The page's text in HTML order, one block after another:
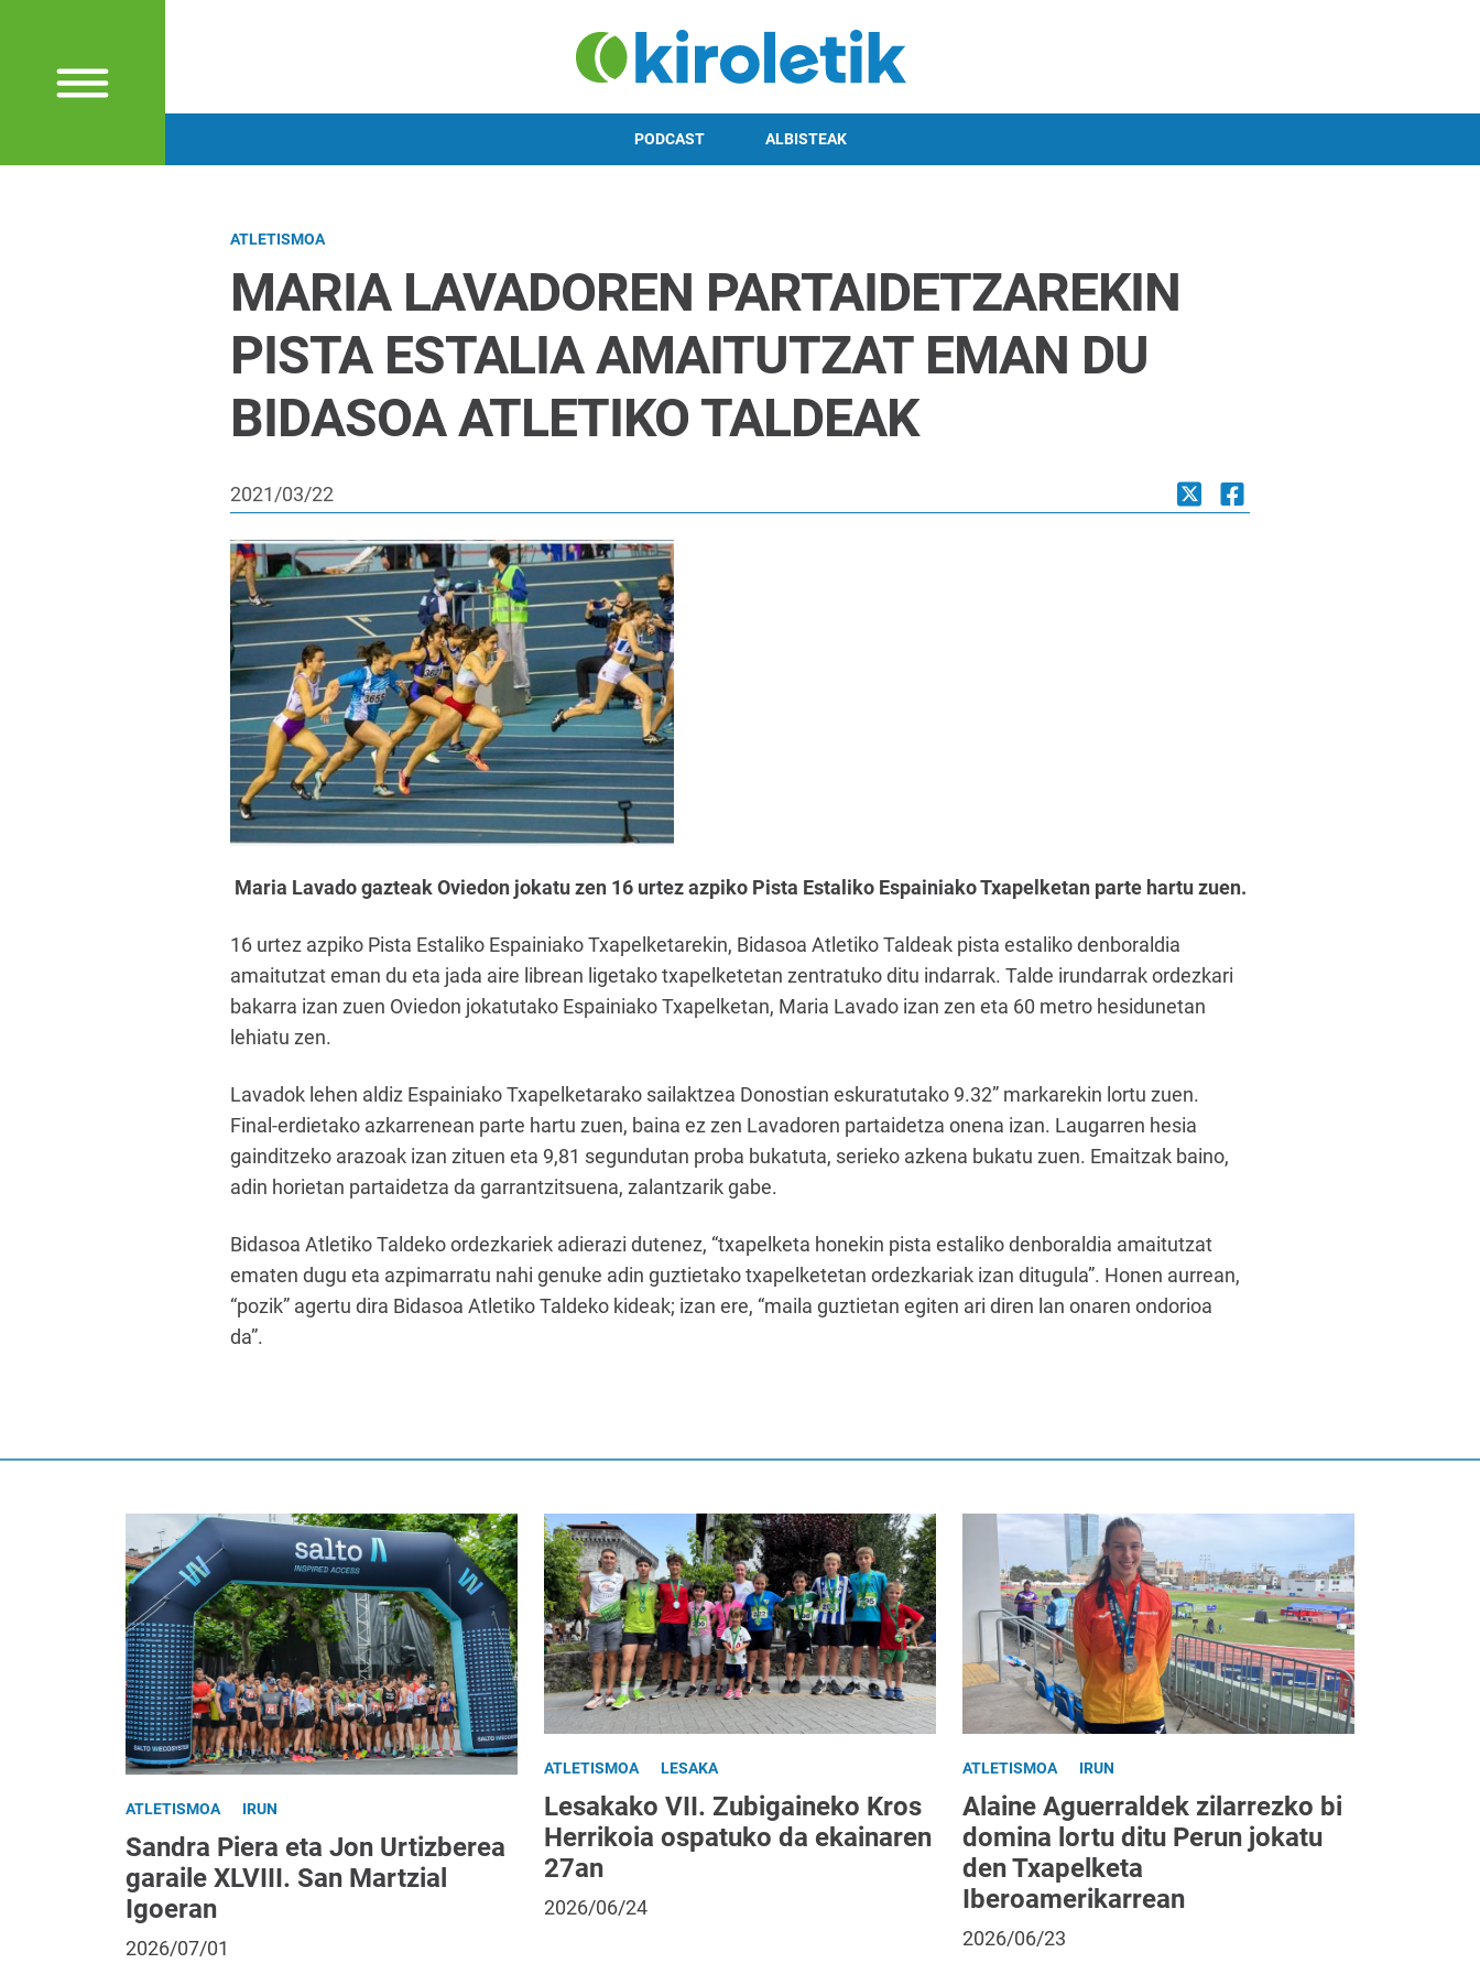
PODCAST ALBISTEAK
ATLETISMOA
MARIA LAVADOREN PARTAIDETZAREKIN
PISTA ESTALIA AMAITUTZAT EMAN DU
BIDASOA ATLETIKO TALDEAK
2021/03/22
Maria Lavado gazteak Oviedon jokatu zen 16 urtez azpiko Pista Estaliko Espainiako Txapelketan parte hartu zuen.
16 urtez azpiko Pista Estaliko Espainiako Txapelketarekin, Bidasoa Atletiko Taldeak pista estaliko denboraldia
amaitutzat eman du eta jada aire librean ligetako txapelketetan zentratuko ditu indarrak. Talde irundarrak ordezkari
bakarra izan zuen Oviedon jokatutako Espainiako Txapelketan, Maria Lavado izan zen eta 60 metro hesidunetan
lehiatu zen.
Lavadok lehen aldiz Espainiako Txapelketarako sailaktzea Donostian eskuratutako 9.32” markarekin lortu zuen.
Final-erdietako azkarrenean parte hartu zuen, baina ez zen Lavadoren partaidetza onena izan. Laugarren hesia
gainditzeko arazoak izan zituen eta 9,81 segundutan proba bukatuta, serieko azkena bukatu zuen. Emaitzak baino,
adin horietan partaidetza da garrantzitsuena, zalantzarik gabe.
Bidasoa Atletiko Taldeko ordezkariek adierazi dutenez, “txapelketa honekin pista estaliko denboraldia amaitutzat
ematen dugu eta azpimarratu nahi genuke adin guztietako txapelketetan ordezkariak izan ditugula”. Honen aurrean,
“pozik” agertu dira Bidasoa Atletiko Taldeko kideak; izan ere, “maila guztietan egiten ari diren lan onaren ondorioa
da”.
ATLETISMOA IRUN
Sandra Piera eta Jon Urtizberea
garaile XLVIII. San Martzial
Igoeran
2026/07/01
ATLETISMOA LESAKA
Lesakako VII. Zubigaineko Kros
Herrikoia ospatuko da ekainaren
27an
2026/06/24
ATLETISMOA IRUN
Alaine Aguerraldek zilarrezko bi
domina lortu ditu Perun jokatu
den Txapelketa
Iberoamerikarrean
2026/06/23